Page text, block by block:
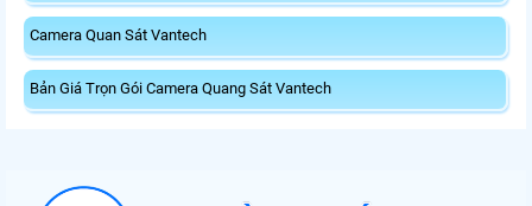
Camera Quan Sát Vantech
Bản Giá Trọn Gói Camera Quang Sát Vantech